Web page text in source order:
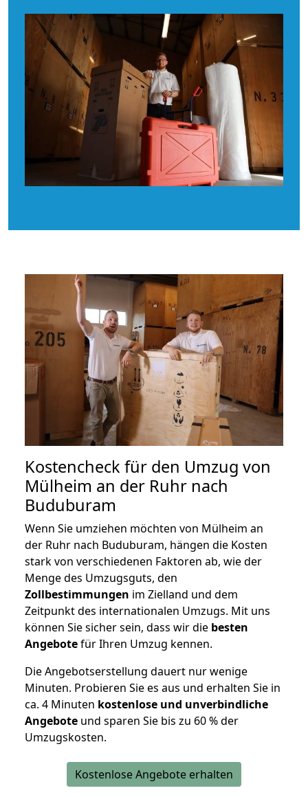
Kostencheck für den Umzug von
Mülheim an der Ruhr nach
Buduburam
Wenn Sie umziehen möchten von Mülheim an
der Ruhr nach Buduburam, hängen die Kosten
stark von verschiedenen Faktoren ab, wie der
Menge des Umzugsguts, den
Zollbestimmungen im Zielland und dem
Zeitpunkt des internationalen Umzugs. Mit uns
können Sie sicher sein, dass wir die besten
Angebotefür Ihren Umzug kennen.
Die Angebotserstellung dauert nur wenige
Minuten. Probieren Sie es aus und erhalten Sie in
ca. 4 Minuten kostenlose und unverbindliche
Angebote und sparen Sie bis zu 60 % der
Umzugskosten.
Kostenlose Angebote erhalten